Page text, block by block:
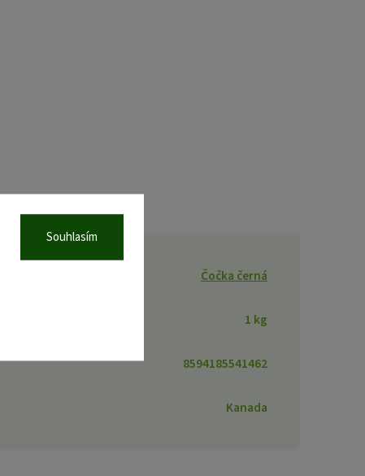
Souhlasím
Čočka černá
1 kg
8594185541462
Kanada